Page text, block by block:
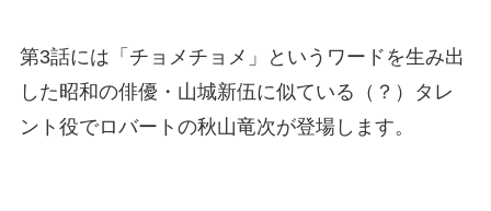
第3話には「チョメチョメ」というワードを生み出
した昭和の俳優・山城新伍に似ている（？）タレ
ント役でロバートの秋山竜次が登場します。